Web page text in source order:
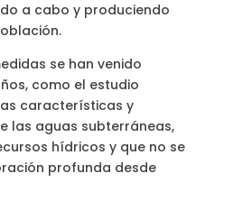
a cabo y produciendo
se han venido
como el estudio
características y
las aguas subterráneas,
hídricos y que no se
profunda desde